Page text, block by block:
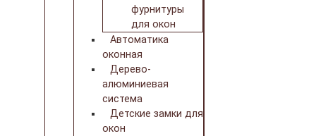
фурнитуры
для окон
Автоматика
оконная
Дерево-
алюминиевая
система
Детские замки для
окон